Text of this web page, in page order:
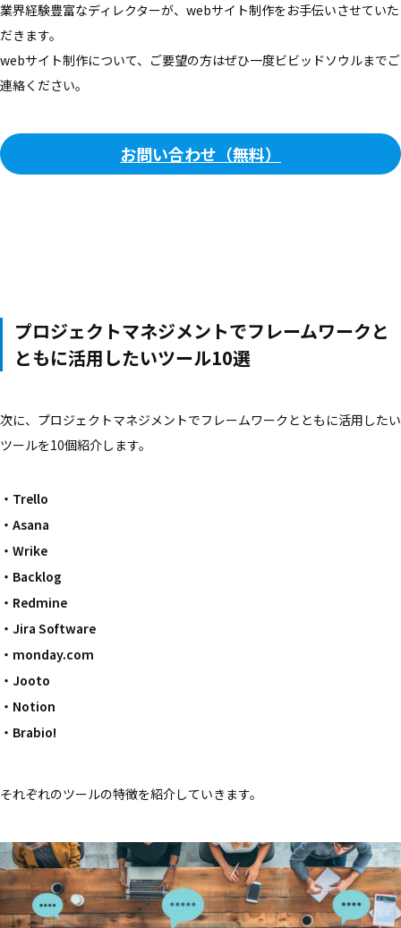
業界経験豊富なディレクターが、webサイト制作をお手伝いさせていた
だきます。
webサイト制作について、ご要望の方はぜひ一度ビビッドソウルまでご
連絡ください。
お問い合わせ（無料）
プロジェクトマネジメントでフレームワークと
ともに活用したいツール10選
次に、プロジェクトマネジメントでフレームワークとともに活用したい
ツールを10個紹介します。
Trello
Asana
Wrike
Backlog
Redmine
Jira Software
monday.com
Jooto
Notion
Brabio!
それぞれのツールの特徴を紹介していきます。